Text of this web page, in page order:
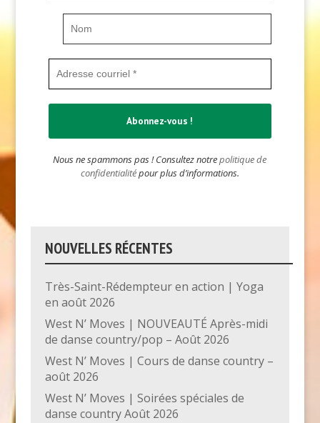
Nous ne spammons pas ! Consultez notrepolitique de
confidentialitépour plus d’informations.
NOUVELLES RÉCENTES
Très-Saint-Rédempteur en action | Yoga
en août 2026
West N’ Moves | NOUVEAUTÉ Après-midi
de danse country/pop – Août 2026
West N’ Moves | Cours de danse country –
août 2026
West N’ Moves | Soirées spéciales de
danse country Août 2026